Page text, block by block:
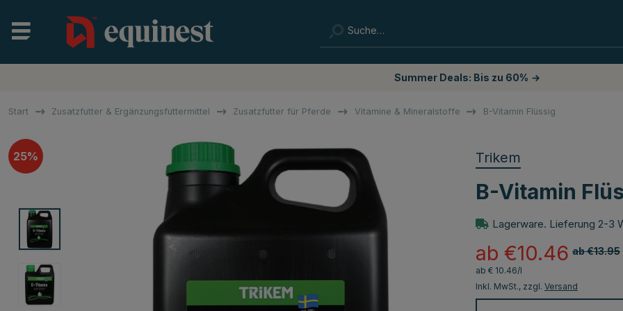
Summer Deals: Bis zu 60% →
Start Zusatzfutter & Ergänzungsfuttermittel Zusatzfutter für Pferde Vitamine & Mineralstoffe B-Vitamin Flüssig
25% Trikem
B-Vitamin
Lagerware. Lieferung 2-3
ab €13.95
ab €10.46
ab € 10.46/l
Inkl. MwSt., zzgl. Versand